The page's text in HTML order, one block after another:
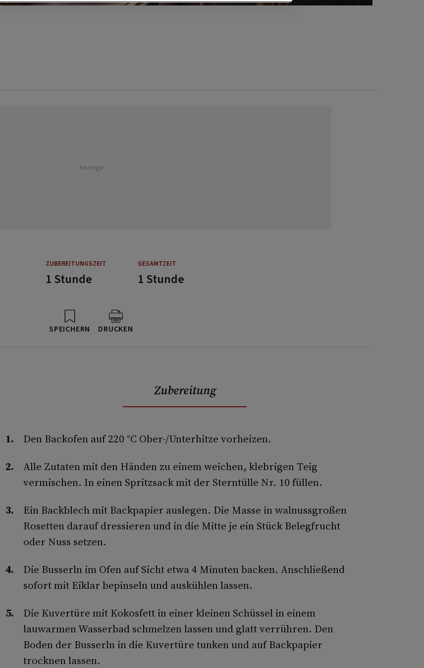
Anzeige
ZUBEREITUNGSZEIT GESAMTZEIT
1 Stunde 1 Stunde
SPEICHERN DRUCKEN
Zubereitung
Den Backofen auf 220 °C Ober-/Unterhitze vorheizen.
Alle Zutaten mit den Händen zu einem weichen, klebrigen Teig
vermischen. In einen Spritzsack mit der Sterntülle Nr. 10 füllen.
Ein Backblech mit Backpapier auslegen. Die Masse in walnussgroßen
Rosetten darauf dressieren und in die Mitte je ein Stück Belegfrucht
oder Nuss setzen.
Die Busserln im Ofen auf Sicht etwa 4 Minuten backen. Anschließend
sofort mit Eiklar bepinseln und auskühlen lassen.
Die Kuvertüre mit Kokosfett in einer kleinen Schüssel in einem
lauwarmen Wasserbad schmelzen lassen und glatt verrühren. Den
Boden der Busserln in die Kuvertüre tunken und auf Backpapier
trocknen lassen.